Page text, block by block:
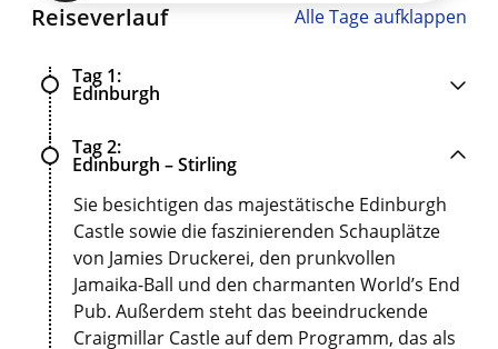
Reiseverlauf Alle Tage aufklappen
Tag 1
Edinburgh
Tag 2
Edinburgh – Stirling
Sie besichtigen das majestätische Edinburgh
Castle sowie die faszinierenden Schauplätze
von Jamies Druckerei, den prunkvollen
Jamaika-Ball und den charmanten World’s End
Pub. Außerdem steht das beeindruckende
Craigmillar Castle auf dem Programm, das als